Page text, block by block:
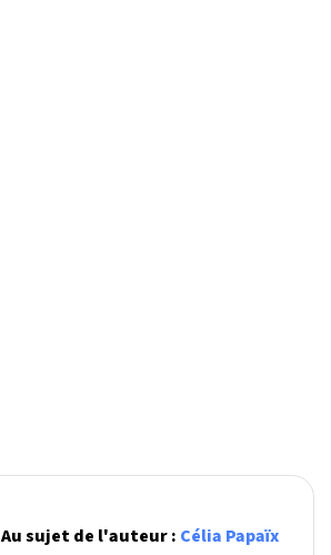
Au sujet de l'auteur : Célia Papaïx